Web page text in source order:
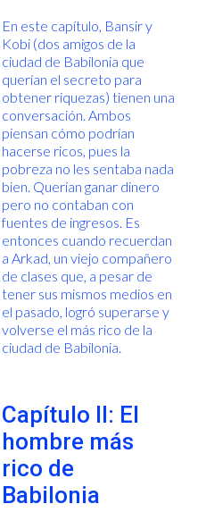
En este capítulo, Bansir y
Kobi (dos amigos de la
ciudad de Babilonia que
querían el secreto para
obtener riquezas) tienen una
conversación. Ambos
piensan cómo podrían
hacerse ricos, pues la
pobreza no les sentaba nada
bien. Querían ganar dinero
pero no contaban con
fuentes de ingresos. Es
entonces cuando recuerdan
a Arkad, un viejo compañero
de clases que, a pesar de
tener sus mismos medios en
el pasado, logró superarse y
volverse el más rico de la
ciudad de Babilonia.
Capítulo II: El
hombre más
rico de
Babilonia